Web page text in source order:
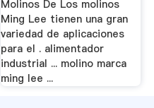
Molinos De Los molinos
Ming Lee tienen una gran
variedad de aplicaciones
para el . alimentador
industrial ... molino marca
ming lee ...